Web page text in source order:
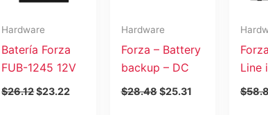
Hardware
Batería Forza
FUB-1245 12V
$26.12$23.22
Hardware
Forza – Battery
backup – DC
$28.48 $25.31
Line
$